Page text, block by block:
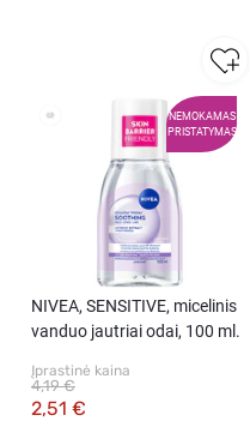
NEMOKAMAS
PRISTATYMAS
NIVEA, SENSITIVE, micelinis
vanduo jautriai odai, 100 ml.
Įprastinė kaina
2,51 €
4,19 €